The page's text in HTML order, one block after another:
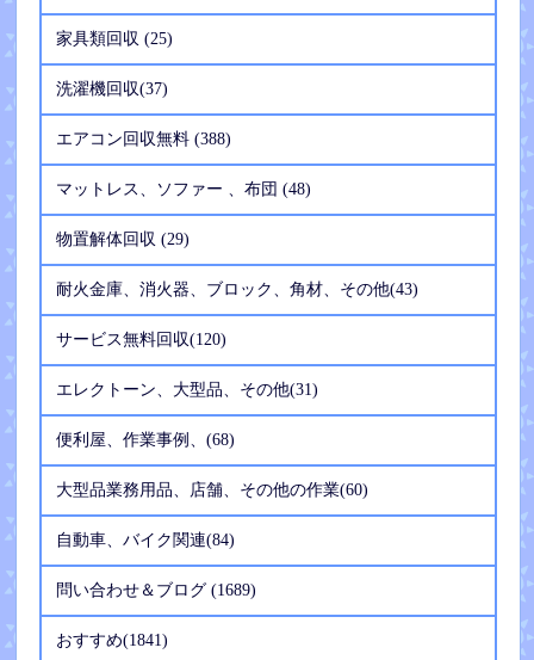
家具類回収 (25)
洗濯機回収(37)
エアコン回収無料 (388)
マットレス、ソファー 、布団 (48)
物置解体回収 (29)
耐火金庫、消火器、ブロック、角材、その他(43)
サービス無料回収(120)
エレクトーン、大型品、その他(31)
便利屋、作業事例、(68)
大型品業務用品、店舗、その他の作業(60)
自動車、バイク関連(84)
問い合わせ＆ブログ (1689)
おすすめ(1841)